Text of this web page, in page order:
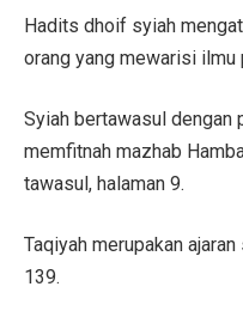
Hadits dhoif syiah
orang yang mewarisi ilmu
Syiah bertawasul dengan
memfitnah mazhab
tawasul, halaman 9.
Taqiyah merupakan
139.